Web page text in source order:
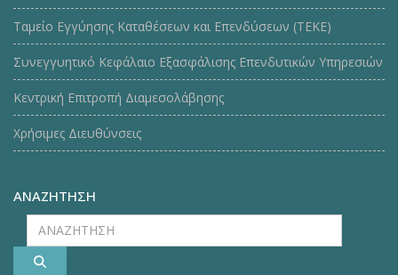
Ταμείο Εγγύησης Καταθέσεων και Επενδύσεων (ΤΕΚE)
Συνεγγυητικό Κεφάλαιο Εξασφάλισης Επενδυτικών Υπηρεσιών
Κεντρική Επιτροπή Διαμεσολάβησης
Χρήσιμες Διευθύνσεις
ΑΝΑΖΗΤΗΣΗ
ΑΝΑΖΗΤΗΣΗ